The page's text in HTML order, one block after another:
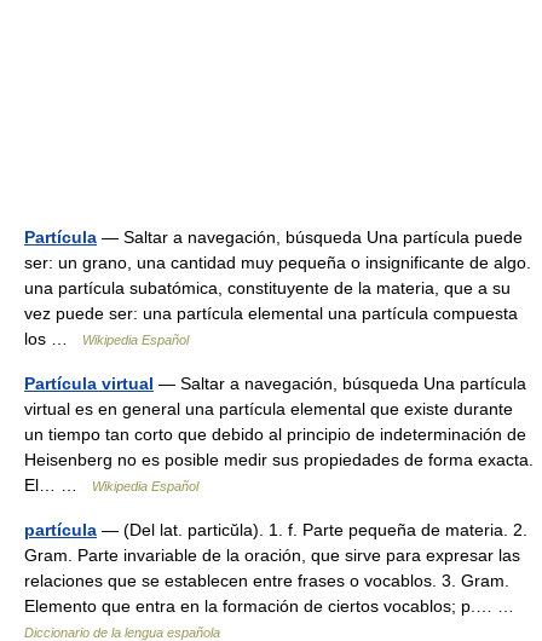
Partícula — Saltar a navegación, búsqueda Una partícula puede
ser: un grano, una cantidad muy pequeña o insignificante de algo.
una partícula subatómica, constituyente de la materia, que a su
vez puede ser: una partícula elemental una partícula compuesta
los …
Wikipedia Español
Partícula virtual — Saltar a navegación, búsqueda Una partícula
virtual es en general una partícula elemental que existe durante
un tiempo tan corto que debido al principio de indeterminación de
Heisenberg no es posible medir sus propiedades de forma exacta.
El… …
Wikipedia Español
partícula — (Del lat. particŭla). 1. f. Parte pequeña de materia. 2.
Gram. Parte invariable de la oración, que sirve para expresar las
relaciones que se establecen entre frases o vocablos. 3. Gram.
Elemento que entra en la formación de ciertos vocablos; p.… …
Diccionario de la lengua española